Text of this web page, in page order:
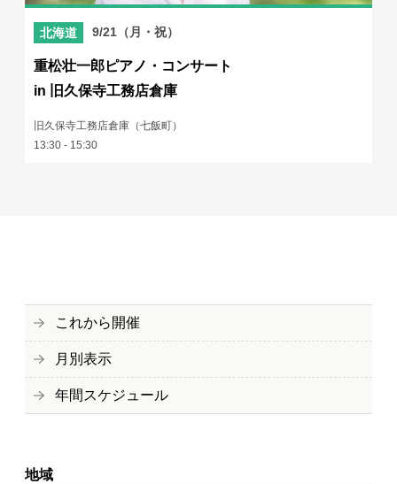
北海道 9/21（月・祝）
重松壮一郎ピアノ・コンサート
in 旧久保寺工務店倉庫
旧久保寺工務店倉庫（七飯町）
13:30 - 15:30
これから開催
月別表示
年間スケジュール
地域